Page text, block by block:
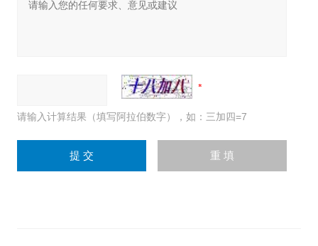
请输入计算结果（填写阿拉伯数字），如：三加四=7